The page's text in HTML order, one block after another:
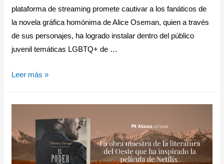
plataforma de streaming promete cautivar a los fanáticos de
la novela gráfica homónima de Alice Oseman, quien a través
de sus personajes, ha logrado instalar dentro del público
juvenil temáticas LGBTQ+ de …
Leer más »